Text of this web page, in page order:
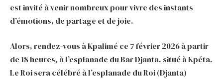
est invité à venir nombreux pour vivre des instants
d’émotions, de partage et de joie.
Alors, rendez-vous à Kpalimé ce 7 février 2026 à partir
de 18 heures, à l’esplanade du Bar Djanta, situé à Kpéta.
Le Roi sera célébré à l’esplanade du Roi (Djanta)